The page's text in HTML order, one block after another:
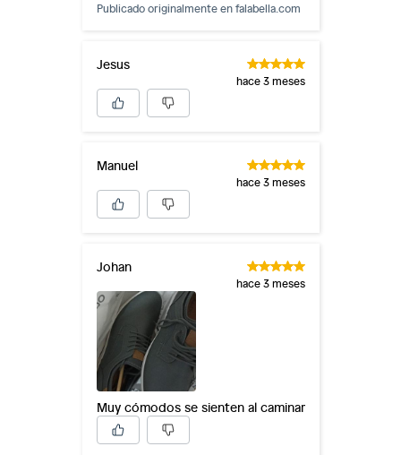
Publicado originalmente enfalabella.com
Jesus
hace 3 meses
Manuel
hace 3 meses
Johan
hace 3 meses
Muy cómodos se sienten al caminar